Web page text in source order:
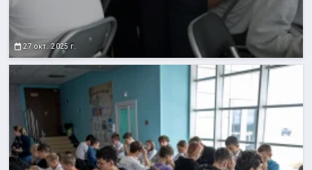
27 окт. 2025 г.